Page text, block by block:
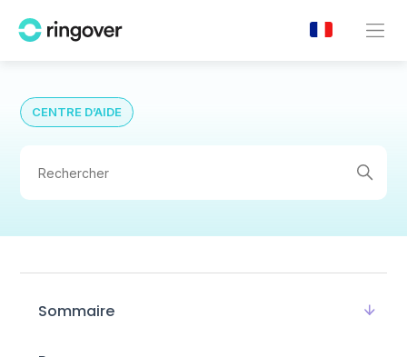
CENTRE D’AIDE
Sommaire